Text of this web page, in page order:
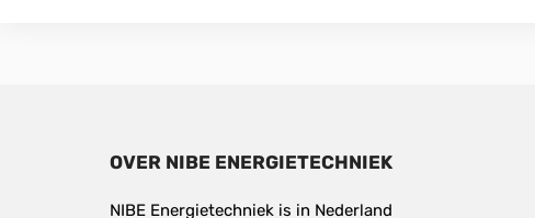
OVER NIBE ENERGIETECHNIEK
NIBE Energietechniek is in Nederland